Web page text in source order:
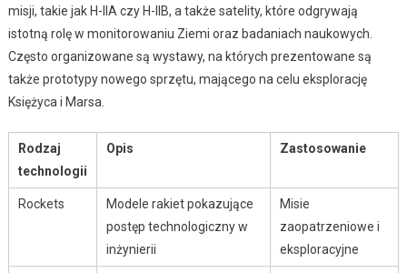
misji, takie jak H-IIA czy H-IIB, a także satelity, które odgrywają
istotną rolę w monitorowaniu Ziemi oraz badaniach naukowych.
Często organizowane są wystawy, na których prezentowane są
także prototypy nowego sprzętu, mającego na celu eksplorację
Księżyca i Marsa.
Rodzaj
technologii
Opis Zastosowanie
Rockets
Modele rakiet pokazujące
postęp technologiczny w
inżynierii
Misie
zaopatrzeniowe i
eksploracyjne